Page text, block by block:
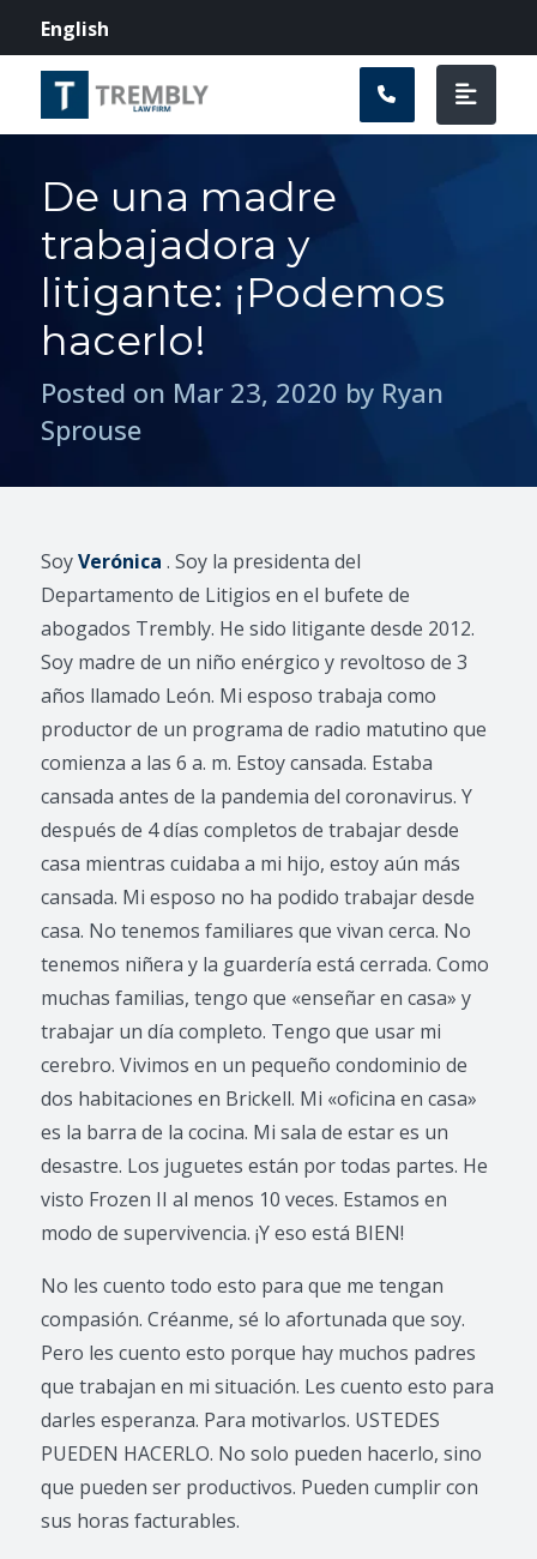
English
De una madre
trabajadora y
litigante: ¡Podemos
hacerlo!
Posted on Mar 23, 2020 by Ryan
Sprouse
SoyVerónica . Soy la presidenta del
Departamento de Litigios en el bufete de
abogados Trembly. He sido litigante desde 2012.
Soy madre de un niño enérgico y revoltoso de 3
años llamado León. Mi esposo trabaja como
productor de un programa de radio matutino que
comienza a las 6 a. m. Estoy cansada. Estaba
cansada antes de la pandemia del coronavirus. Y
después de 4 días completos de trabajar desde
casa mientras cuidaba a mi hijo, estoy aún más
cansada. Mi esposo no ha podido trabajar desde
casa. No tenemos familiares que vivan cerca. No
tenemos niñera y la guardería está cerrada. Como
muchas familias, tengo que «enseñar en casa» y
trabajar un día completo. Tengo que usar mi
cerebro. Vivimos en un pequeño condominio de
dos habitaciones en Brickell. Mi «oficina en casa»
es la barra de la cocina. Mi sala de estar es un
desastre. Los juguetes están por todas partes. He
visto Frozen II al menos 10 veces. Estamos en
modo de supervivencia. ¡Y eso está BIEN!
No les cuento todo esto para que me tengan
compasión. Créanme, sé lo afortunada que soy.
Pero les cuento esto porque hay muchos padres
que trabajan en mi situación. Les cuento esto para
darles esperanza. Para motivarlos. USTEDES
PUEDEN HACERLO. No solo pueden hacerlo, sino
que pueden ser productivos. Pueden cumplir con
sus horas facturables.